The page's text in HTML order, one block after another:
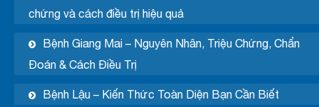
chứng và cách điều trị hiệu quả
Bệnh Giang Mai – Nguyên Nhân, Triệu Chứng, Chẩn
Đoán & Cách Điều Trị
Bệnh Lậu – Kiến Thức Toàn Diện Bạn Cần Biết